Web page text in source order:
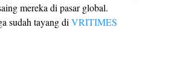
mereka di pasar global.
sudah tayang di VRITIMES